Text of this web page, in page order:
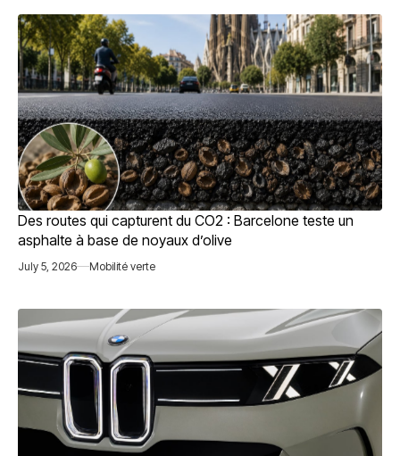
Des routes qui capturent du CO2 : Barcelone teste un
asphalte à base de noyaux d’olive
July 5, 2026 Mobilité verte